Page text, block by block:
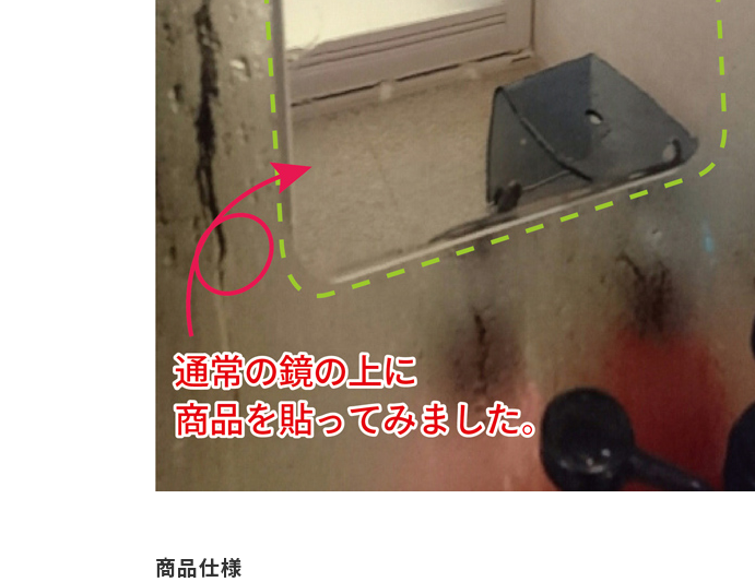
商品仕様